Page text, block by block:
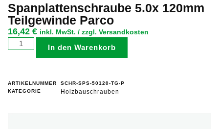
Spanplattenschraube 5.0x 120mm
Teilgewinde Parco
16,42 € inkl. MwSt. / zzgl. Versandkosten
In den Warenkorb
ARTIKELNUMMER
SCHR-SPS-50120-TG-P
KATEGORIE
Holzbauschrauben